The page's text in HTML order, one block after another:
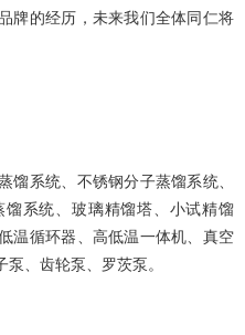
牌的经历，未来我们全体同仁将
馏系统、不锈钢分子蒸馏系统、
系统、玻璃精馏塔、小试精馏
温循环器、高低温一体机、真空
、齿轮泵、罗茨泵。